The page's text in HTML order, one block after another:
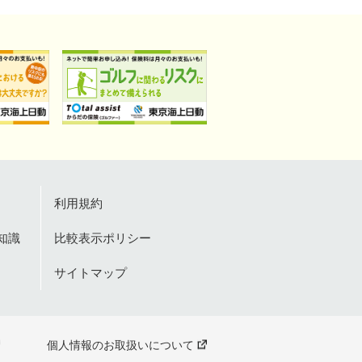
識
利用規約
比較表示ポリシー
サイトマップ
個人情報のお取扱いについて